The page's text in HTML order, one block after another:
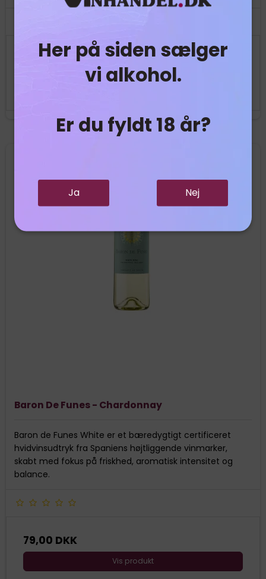
Her på siden sælger
vi alkohol.
Er du fyldt 18 år?
Ja Nej
89,00 DKK
Vis produkt
Baron De Funes - Chardonnay
Baron de Funes White er et bæredygtigt certificeret
hvidvinsudtryk fra Spaniens højtliggende vinmarker,
skabt med fokus på friskhed, aromatisk intensitet og
balance.
79,00 DKK
Vis produkt